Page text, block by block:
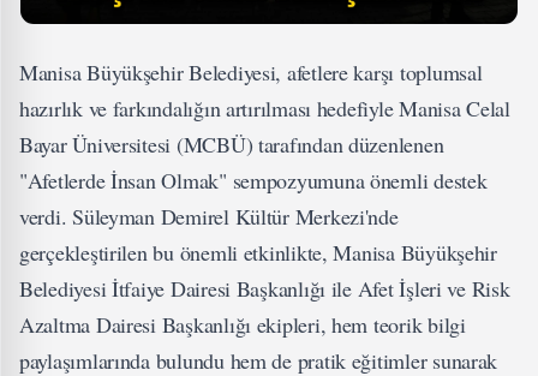
Manisa Büyükşehir Belediyesi, afetlere karşı toplumsal
hazırlık ve farkındalığın artırılması hedefiyle Manisa Celal
Bayar Üniversitesi (MCBÜ) tarafından düzenlenen
"Afetlerde İnsan Olmak" sempozyumuna önemli destek
verdi. Süleyman Demirel Kültür Merkezi'nde
gerçekleştirilen bu önemli etkinlikte, Manisa Büyükşehir
Belediyesi İtfaiye Dairesi Başkanlığı ile Afet İşleri ve Risk
Azaltma Dairesi Başkanlığı ekipleri, hem teorik bilgi
paylaşımlarında bulundu hem de pratik eğitimler sunarak